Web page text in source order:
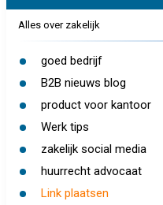
Alles over zakelijk
goed bedrijf
B2B nieuws blog
product voor kantoor
Werk tips
zakelijk social media
huurrecht advocaat
Link plaatsen